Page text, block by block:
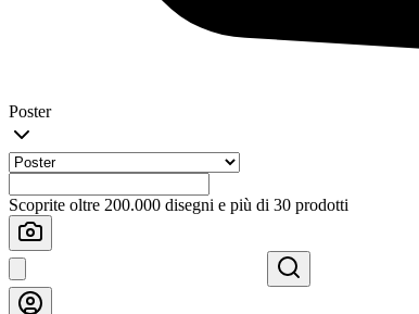
Poster
Scoprite oltre 200.000 disegni e più di 30 prodotti